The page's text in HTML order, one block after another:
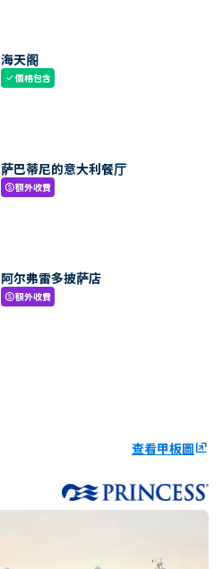
海天阁
check價格包含
萨巴蒂尼的意大利餐厅
paid額外收費
阿尔弗雷多披萨店
paid額外收費
查看甲板圖ungroup